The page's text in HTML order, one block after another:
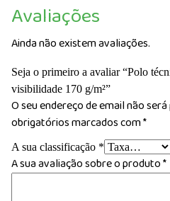
Avaliações
Ainda não existem avaliações.
Seja o primeiro a avaliar “Polo
visibilidade 170 g/m²”
O seu endereço de email não
obrigatórios marcados com*
A sua classificação *
A sua avaliação sobre o produto*